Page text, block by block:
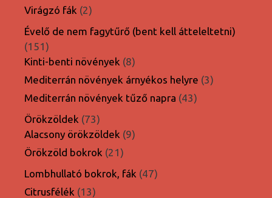
Virágzó fák 22
termék
Évelő de nem fagytűrő (bent kell átteleltetni)
151151
termék
Kinti-benti növények 88
termék
Mediterrán növények árnyékos helyre 33
Mediterrán növények tűző napra 4343
Örökzöldek 7373
termék
Alacsony örökzöldek 99
Örökzöld bokrok 2121
termék
Lombhullató bokrok, fák 4747
Citrusfélék 1313